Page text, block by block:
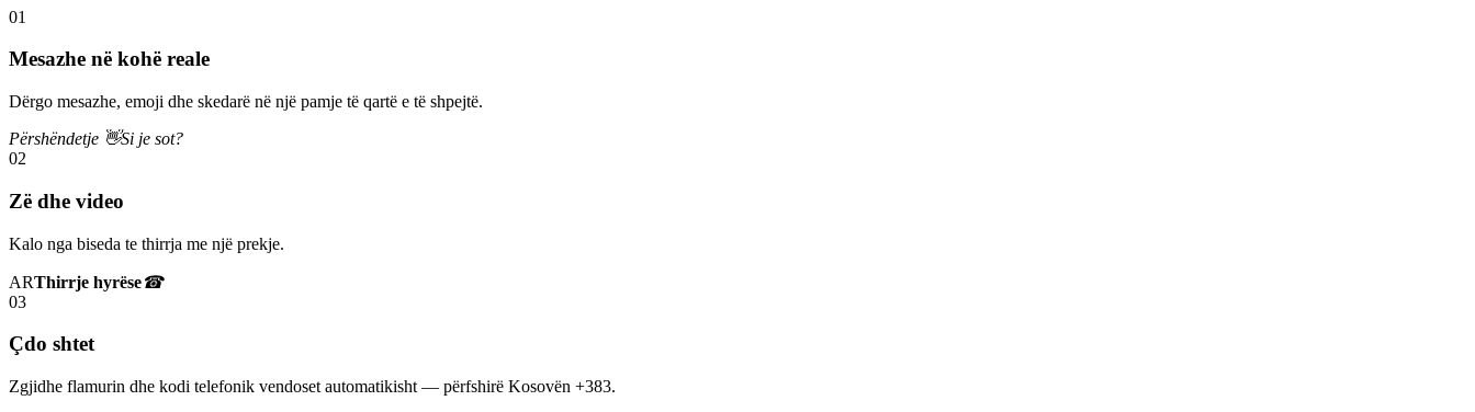
01
Mesazhe në kohë reale
Dërgo mesazhe, emoji dhe skedarë në një pamje të qartë e të shpejtë.
Përshëndetje 👋Si je sot?
02
Zë dhe video
Kalo nga biseda te thirrja me një prekje.
ARThirrje hyrëse☎
03
Çdo shtet
Zgjidhe flamurin dhe kodi telefonik vendoset automatikisht — përfshirë Kosovën +383.